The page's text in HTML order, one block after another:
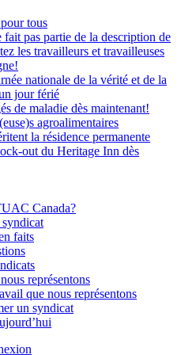
tous
pas partie de la description de
les travailleurs et travailleuses
nationale de la vérité et de la
jour férié
de maladie dès maintenant!
agroalimentaires
la résidence permanente
out du Heritage Inn dès
Canada?
syndicat
faits
représentons
que nous représentons
un syndicat